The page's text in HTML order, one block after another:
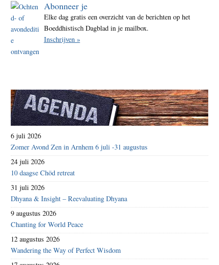
Abonneer je
Elke dag gratis een overzicht van de berichten op het
Boeddhistisch Dagblad in je mailbox.
Inschrijven »
6 juli 2026
Zomer Avond Zen in Arnhem 6 juli -31 augustus
24 juli 2026
10 daagse Chöd retreat
31 juli 2026
Dhyana & Insight – Reevaluating Dhyana
9 augustus 2026
Chanting for World Peace
12 augustus 2026
Wandering the Way of Perfect Wisdom